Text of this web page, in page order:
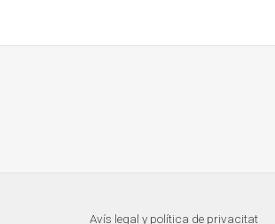
Avís legal y política de privacitat